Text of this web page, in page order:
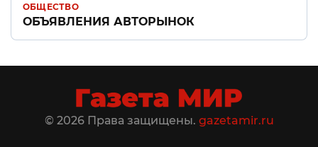
ОБЩЕСТВО
ОБЪЯВЛЕНИЯ АВТОРЫНОК
© 2026 Права защищены. gazetamir.ru